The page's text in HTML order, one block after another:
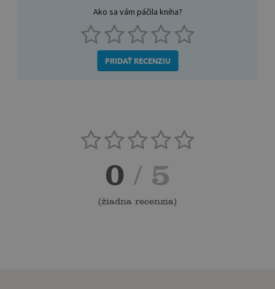
Ako sa vám páčila kniha?
PRIDAŤ RECENZIU
0 / 5
(žiadna recenzia)